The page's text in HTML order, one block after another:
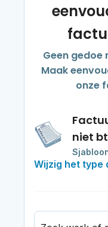
Geen gedoe
Maak
onze
niet
Wijzig het type